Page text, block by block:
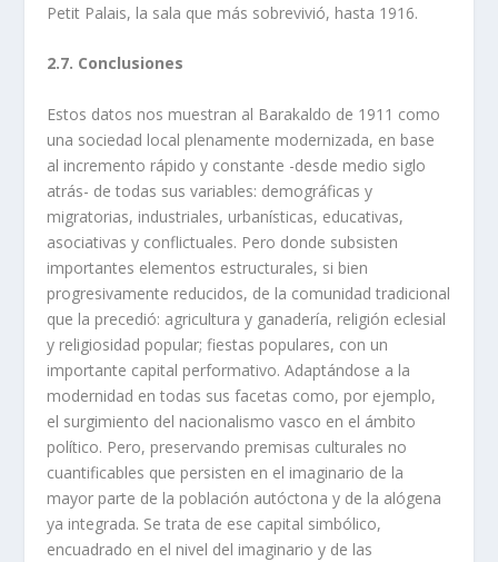
Petit Palais, la sala que más sobrevivió, hasta 1916.
2.7. Conclusiones
Estos datos nos muestran al Barakaldo de 1911 como
una sociedad local plenamente modernizada, en base
al incremento rápido y constante -desde medio siglo
atrás- de todas sus variables: demográficas y
migratorias, industriales, urbanísticas, educativas,
asociativas y conflictuales. Pero donde subsisten
importantes elementos estructurales, si bien
progresivamente reducidos, de la comunidad tradicional
que la precedió: agricultura y ganadería, religión eclesial
y religiosidad popular; fiestas populares, con un
importante capital performativo. Adaptándose a la
modernidad en todas sus facetas como, por ejemplo,
el surgimiento del nacionalismo vasco en el ámbito
político. Pero, preservando premisas culturales no
cuantificables que persisten en el imaginario de la
mayor parte de la población autóctona y de la alógena
ya integrada. Se trata de ese capital simbólico,
encuadrado en el nivel del imaginario y de las